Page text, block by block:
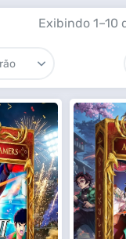
Exibindo 1–10